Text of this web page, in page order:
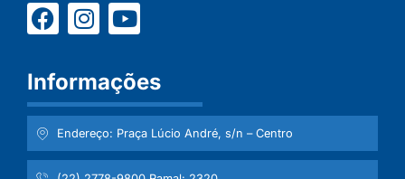
Informações
Endereço: Praça Lúcio André, s/n – Centro